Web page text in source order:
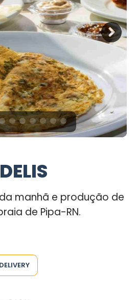
manhã e produção de
de Pipa-RN.
DELIVERY